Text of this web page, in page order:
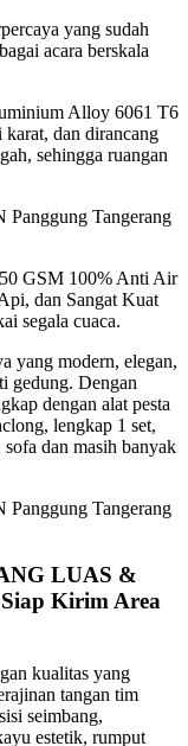
yang sudah
acara berskala
Alloy 6061 T6
dan dirancang
sehingga ruangan
GSM 100% Anti Air
dan Sangat Kuat
segala cuaca.
yang modern, elegan,
gedung. Dengan
dengan alat pesta
lengkap 1 set,
dan masih banyak
LUAS &
Kirim Area
kualitas yang
tangan tim
seimbang,
estetik, rumput